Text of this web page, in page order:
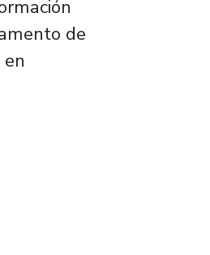
de
la Usach